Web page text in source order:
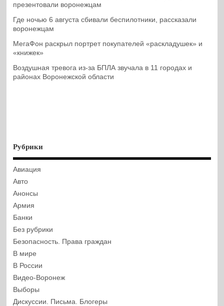
презентовали воронежцам
Где ночью 6 августа сбивали беспилотники, рассказали
воронежцам
МегаФон раскрыл портрет покупателей «раскладушек» и
«книжек»
Воздушная тревога из-за БПЛА звучала в 11 городах и
районах Воронежской области
Рубрики
Авиация
Авто
Анонсы
Армия
Банки
Без рубрики
Безопасность. Права граждан
В мире
В России
Видео-Воронеж
Выборы
Дискуссии. Письма. Блогеры